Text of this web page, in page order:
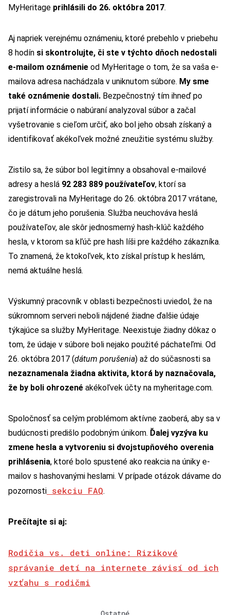
MyHeritage prihlásili do 26. októbra 2017.
Aj napriek verejnému oznámeniu, ktoré prebehlo v priebehu
8 hodín si skontrolujte, či ste v týchto dňoch nedostali
e-mailom oznámenie od MyHeritage o tom, že sa vaša e-
mailova adresa nachádzala v uniknutom súbore. My sme
také oznámenie dostali. Bezpečnostný tím ihneď po
prijatí informácie o nabúraní analyzoval súbor a začal
vyšetrovanie s cieľom určiť, ako bol jeho obsah získaný a
identifikovať akékoľvek možné zneužitie systému služby.
Zistilo sa, že súbor bol legitímny a obsahoval e-mailové
adresy a heslá 92 283 889 používateľov, ktorí sa
zaregistrovali na MyHeritage do 26. októbra 2017 vrátane,
čo je dátum jeho porušenia. Služba neuchováva heslá
používateľov, ale skôr jednosmerný hash-klúč každého
hesla, v ktorom sa kľúč pre hash líši pre každého zákazníka.
To znamená, že ktokoľvek, kto získal prístup k heslám,
nemá aktuálne heslá.
Výskumný pracovník v oblasti bezpečnosti uviedol, že na
súkromnom serveri neboli nájdené žiadne ďalšie údaje
týkajúce sa služby MyHeritage. Neexistuje žiadny dôkaz o
tom, že údaje v súbore boli nejako použité páchateľmi. Od
26. októbra 2017 (dátum porušenia) až do súčasnosti sa
nezaznamenala žiadna aktivita, ktorá by naznačovala,
že by boli ohrozené akékoľvek účty na myheritage.com.
Spoločnosť sa celým problémom aktívne zaoberá, aby sa v
budúcnosti predišlo podobným únikom. Ďalej vyzýva ku
zmene hesla a vytvoreniu si dvojstupňového overenia
prihlásenia, ktoré bolo spustené ako reakcia na úniky e-
mailov s hashovanými heslami. V prípade otázok dávame do
pozornosti sekciu FAQ.
Prečítajte si aj:
Rodičia vs. deti online: Rizikové
správanie detí na internete závisí od ich
vzťahu s rodičmi